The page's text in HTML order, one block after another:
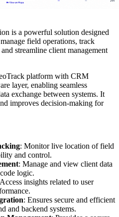
is a powerful solution designed
field operations, track
streamline client management
platform with CRM
layer, enabling seamless
exchange between systems. It
improves decision-making for
: Monitor live location of field
and control.
: Manage and view client data
logic.
insights related to user
: Ensures secure and efficient
and backend systems.